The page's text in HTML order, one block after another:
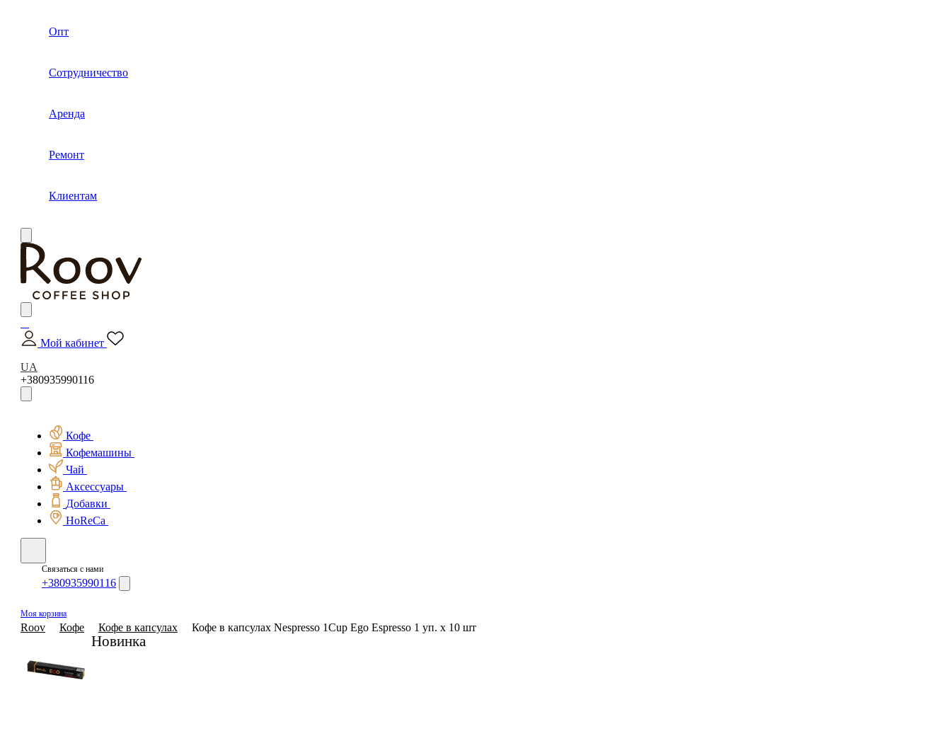
Опт
Сотрудничество
Аренда
Ремонт
Клиентам
Мой кабинет
UA
+380935990116
Кофе
Кофемашины
Чай
Аксессуары
Добавки
HoReCa
Связаться с нами
+380935990116
Моя корзина
Roov Кофе Кофе в капсулах Кофе в капсулах Nespresso 1Cup Ego Espresso 1 уп. х 10 шт
Новинка